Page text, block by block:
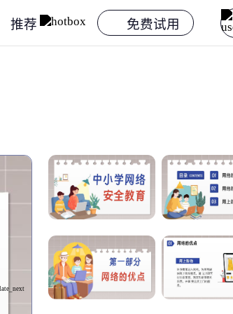
推荐 免费试用